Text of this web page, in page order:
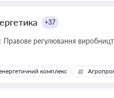
+37
Правове регулювання
комплекс